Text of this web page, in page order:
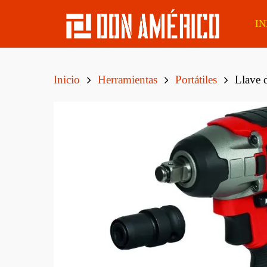
MSD De Pino Tratado
Lapacho Boliviano
Caoba Sapelli
Eucaliptus Clear
Curupaú Boliviano
Tatajuba
Finger
Inicio Herramientas Portátiles Llave